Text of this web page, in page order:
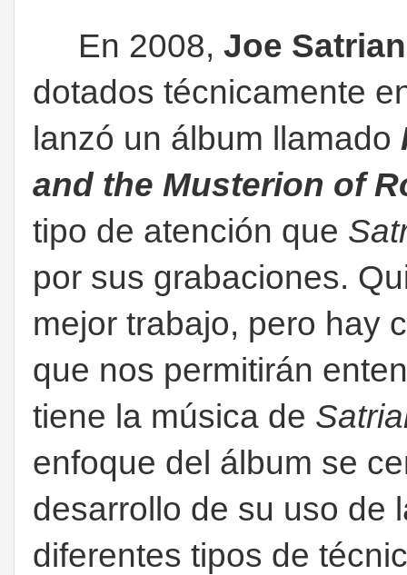
En 2008, Joe
dotados técnicamente
lanzó un álbum llamado
and the Musterion of
tipo de atención que
por sus grabaciones.
mejor trabajo, pero hay
que nos permitirán
tiene la música de
enfoque del álbum se
desarrollo de su uso de
diferentes tipos de